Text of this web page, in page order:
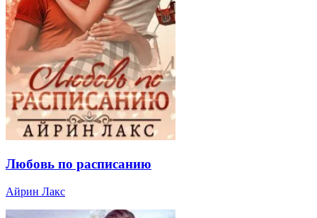
Любовь по расписанию
Айрин Лакс